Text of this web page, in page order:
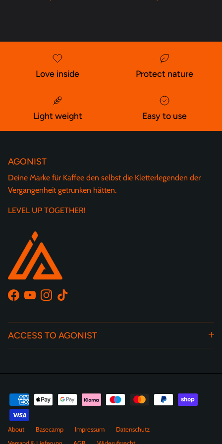
Love inside Protect nature
Light weight Easy to use
AGONIST
Deine Marke für Kaffee den selbst die Kletterlegenden der
Vergangenheit getrunken hätten.
LEVEL UP TOGETHER!
Facebook
YouTubeInstagram
TikTok
ACCESS TO AGONIST
About Basecamp Impressum
Datenschutz